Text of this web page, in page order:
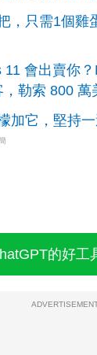
，只需1個雞
11 會出賣你
勒索 800 萬
加它，堅持
的好工